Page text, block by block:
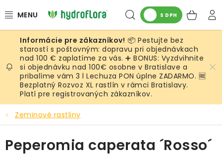
na
Hľadať
S DPH
RASTLINY
UMELÉ RASTLINY
KVETINÁČE
SUBSTRÁTY A PRÍSLUŠENSTVO
SERVIS INTERIÉROVEJ ZELENE
📦 Pestujte bez
starostí s poštovným: dopravu pri objednávkach
nad 100 € zaplatíme za vás. ➕ BONUS: Vyzdvihnite
si objednávku nad 100€ osobne v Bratislave a
pribalíme vám 3 l Lechuza PON úplne ZADARMO. 🆓
Bezplatný Rozvoz XL rastlín v rámci Bratislavy.
Platí pre registrovaných zákazníkov.
Zeminové rastliny
Peperomia caperata ´Rosso´